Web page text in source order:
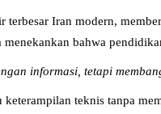
terbesar Iran modern,
menekankan bahwa
informasi, tetapi
teknis tanpa